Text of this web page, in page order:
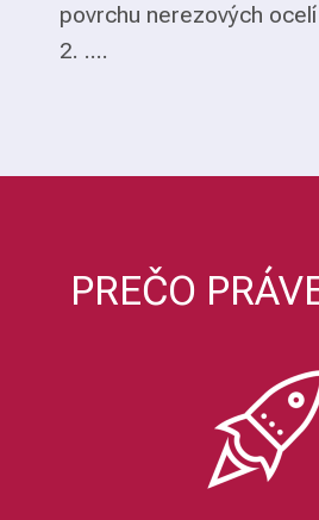
povrchu nerezových
2. ....
PREČO